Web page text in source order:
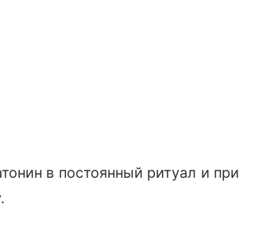
в постоянный ритуал и при